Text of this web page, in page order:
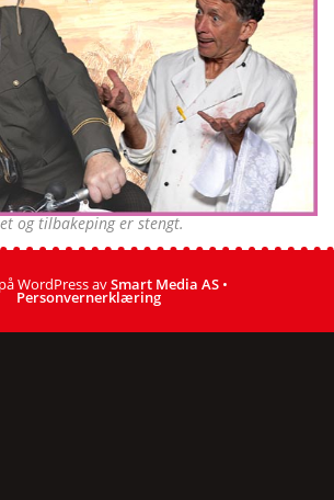
og tilbakeping er stengt.
WordPress avSmart Media AS •
Personvernerklæring